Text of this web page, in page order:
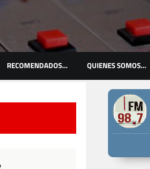
RECOMENDADOS… QUIENES SOMOS…